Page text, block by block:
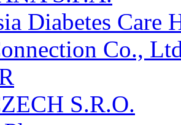
Diabetes Care
Co.,
S.R.O.